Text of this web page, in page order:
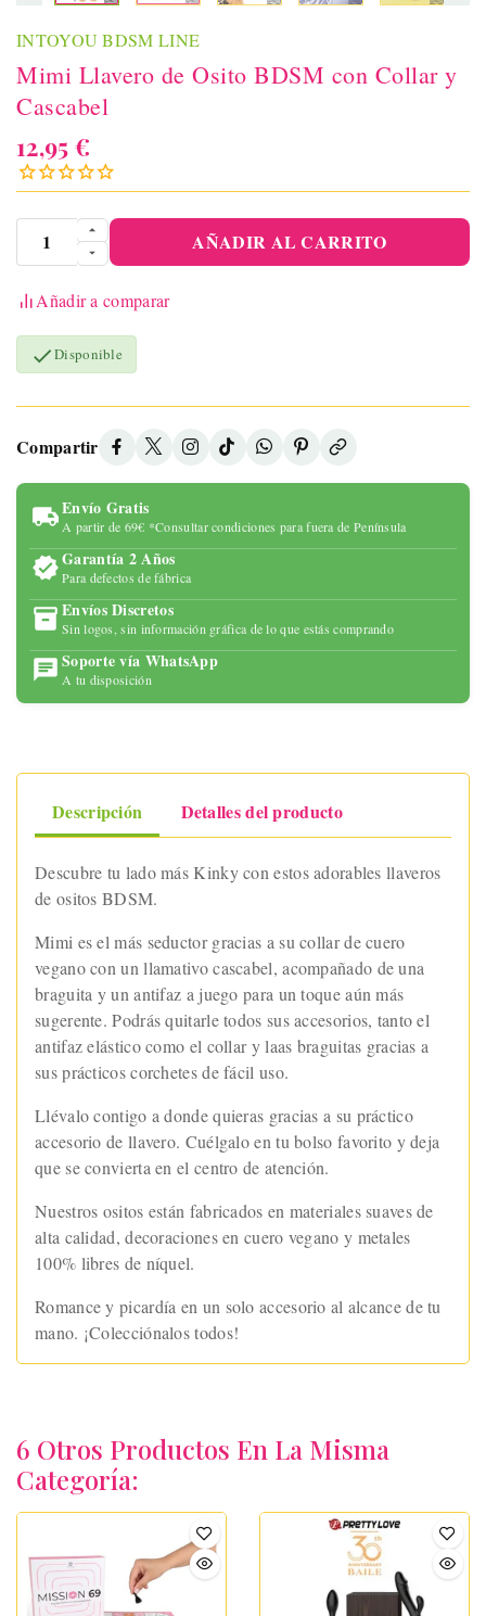
INTOYOU BDSM LINE
Mimi Llavero de Osito BDSM con Collar y
Cascabel
12,95 €
AÑADIR AL CARRITO
Añadir a comparar
Disponible
Compartir
Envío Gratis
A partir de 69€ *Consultar condiciones para fuera de Península
Garantía 2 Años
Para defectos de fábrica
Envíos Discretos
Sin logos, sin información gráfica de lo que estás comprando
Soporte vía WhatsApp
A tu disposición
Descripción Detalles del producto
Descubre tu lado más Kinky con estos adorables llaveros
de ositos BDSM.
Mimi es el más seductor gracias a su collar de cuero
vegano con un llamativo cascabel, acompañado de una
braguita y un antifaz a juego para un toque aún más
sugerente. Podrás quitarle todos sus accesorios, tanto el
antifaz elástico como el collar y laas braguitas gracias a
sus prácticos corchetes de fácil uso.
Llévalo contigo a donde quieras gracias a su práctico
accesorio de llavero. Cuélgalo en tu bolso favorito y deja
que se convierta en el centro de atención.
Nuestros ositos están fabricados en materiales suaves de
alta calidad, decoraciones en cuero vegano y metales
100% libres de níquel.
Romance y picardía en un solo accesorio al alcance de tu
mano. ¡Colecciónalos todos!
6 Otros Productos En La Misma
Categoría: